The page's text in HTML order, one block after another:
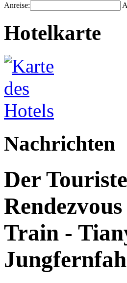
Anreise:
Hotelkarte
Nachrichten
Der
Train -